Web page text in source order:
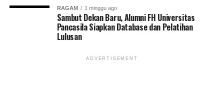
RAGAM 1 minggu ago
Sambut Dekan Baru, Alumni FH Universitas
Pancasila Siapkan Database dan Pelatihan
Lulusan
ADVERTISEMENT